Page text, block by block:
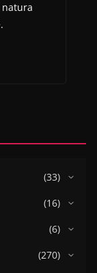
natura
(33)
(16)
(6)
(270)